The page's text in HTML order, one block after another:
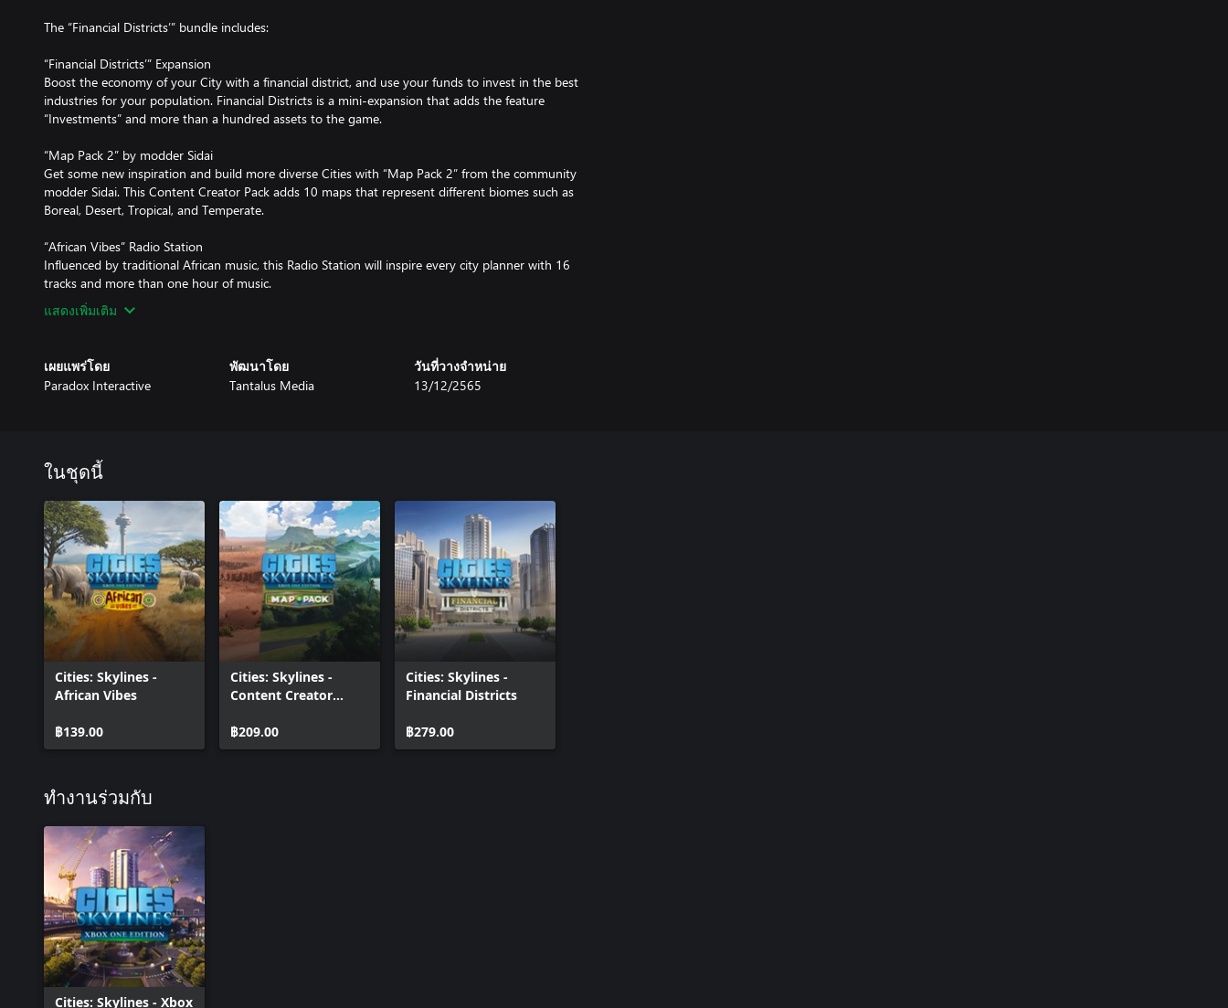
The “Financial Districts’” bundle includes:
“Financial Districts’” Expansion
Boost the economy of your City with a financial district, and use your funds to invest in the best
industries for your population. Financial Districts is a mini-expansion that adds the feature
“Investments” and more than a hundred assets to the game.
“Map Pack 2” by modder Sidai
Get some new inspiration and build more diverse Cities with “Map Pack 2” from the community
modder Sidai. This Content Creator Pack adds 10 maps that represent different biomes such as
Boreal, Desert, Tropical, and Temperate.
“African Vibes” Radio Station
Influenced by traditional African music, this Radio Station will inspire every city planner with 16
tracks and more than one hour of music.
แสดงเพิ่มเติม
เผยแพร่โดย
Paradox Interactive
พัฒนาโดย
Tantalus Media
วันที่วางจำหน่าย
13/12/2565
ในชุดนี้
Cities: Skylines -
African Vibes
฿139.00
Cities: Skylines -
Content Creator
฿209.00
Cities: Skylines -
Financial Districts
฿279.00
ทำงานร่วมกับ
Cities: Skylines - Xbox